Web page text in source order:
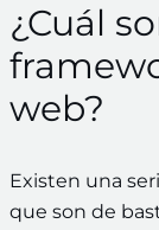
¿Cuál
web?
Existen una
que son de